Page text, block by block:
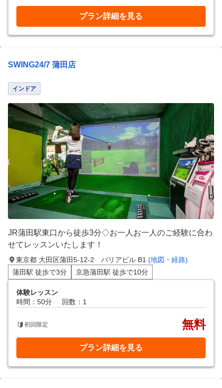
プラン詳細を見る
SWING24/7 蒲田店
インドア
JR蒲田駅東口から徒歩3分◇お一人お一人のご経験に合わ
せてレッスンいたします！
東京都 大田区蒲田5-12-2 バリアビル B1 (地図・経路)
蒲田駅 徒歩で3分
京急蒲田駅 徒歩で10分
体験レッスン
時間：50分
回数：1
初回限定 無料
プラン詳細を見る